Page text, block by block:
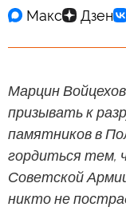
Марцин
призывать к
памятников в
гордиться тем,
Советской
никто не